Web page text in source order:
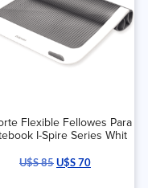
Flexible Fellowes Para
I-Spire Series Whit
U$S85U$S70